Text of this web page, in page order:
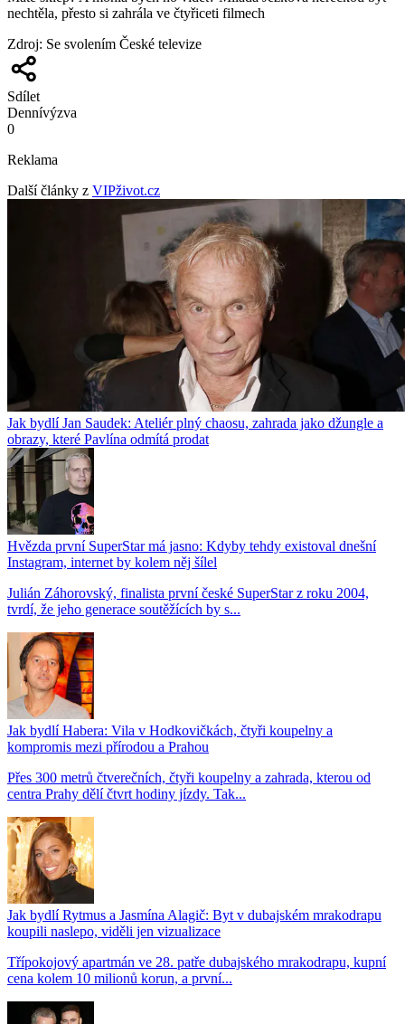
nechtěla, přesto si zahrála ve čtyřiceti filmech
Zdroj: Se svolením České televize
Sdílet
Dennívýzva
0
Reklama
Další články z VIPživot.cz
Jak bydlí Jan Saudek: Ateliér plný chaosu, zahrada jako džungle a
obrazy, které Pavlína odmítá prodat
Hvězda první SuperStar má jasno: Kdyby tehdy existoval dnešní
Instagram, internet by kolem něj šílel
Julián Záhorovský, finalista první české SuperStar z roku 2004,
tvrdí, že jeho generace soutěžících by s...
Jak bydlí Habera: Vila v Hodkovičkách, čtyři koupelny a
kompromis mezi přírodou a Prahou
Přes 300 metrů čtverečních, čtyři koupelny a zahrada, kterou od
centra Prahy dělí čtvrt hodiny jízdy. Tak...
Jak bydlí Rytmus a Jasmína Alagič: Byt v dubajském mrakodrapu
koupili naslepo, viděli jen vizualizace
Třípokojový apartmán ve 28. patře dubajského mrakodrapu, kupní
cena kolem 10 milionů korun, a první...